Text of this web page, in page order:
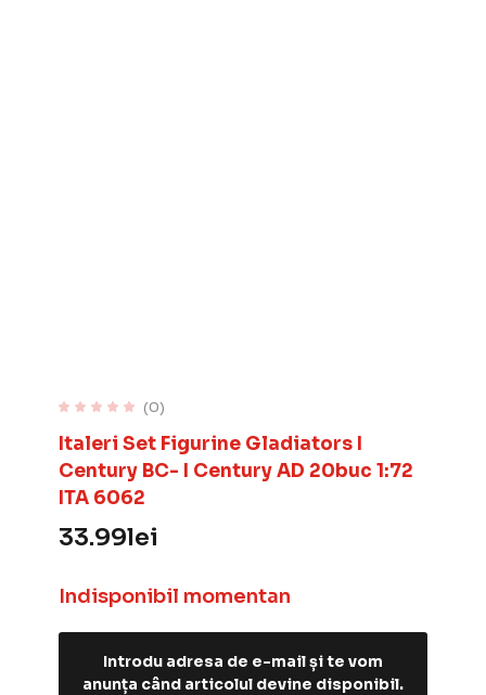
(0)
Italeri Set Figurine Gladiators I
Century BC- I Century AD 20buc 1:72
ITA 6062
33.99lei
Indisponibil momentan
Introdu adresa de e-mail și te vom
anunța când articolul devine disponibil.